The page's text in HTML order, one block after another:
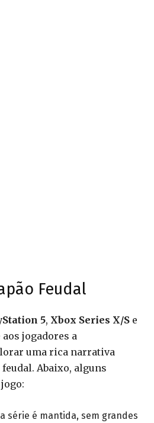
Feudal
5, Xbox Series X/S e
aos jogadores a
uma rica narrativa
Abaixo, alguns
série é mantida, sem grandes